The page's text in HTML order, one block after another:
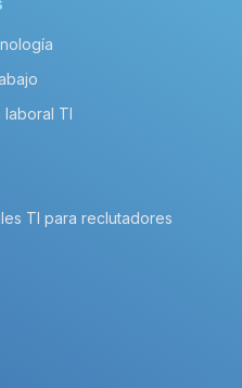
TI
TI para reclutadores